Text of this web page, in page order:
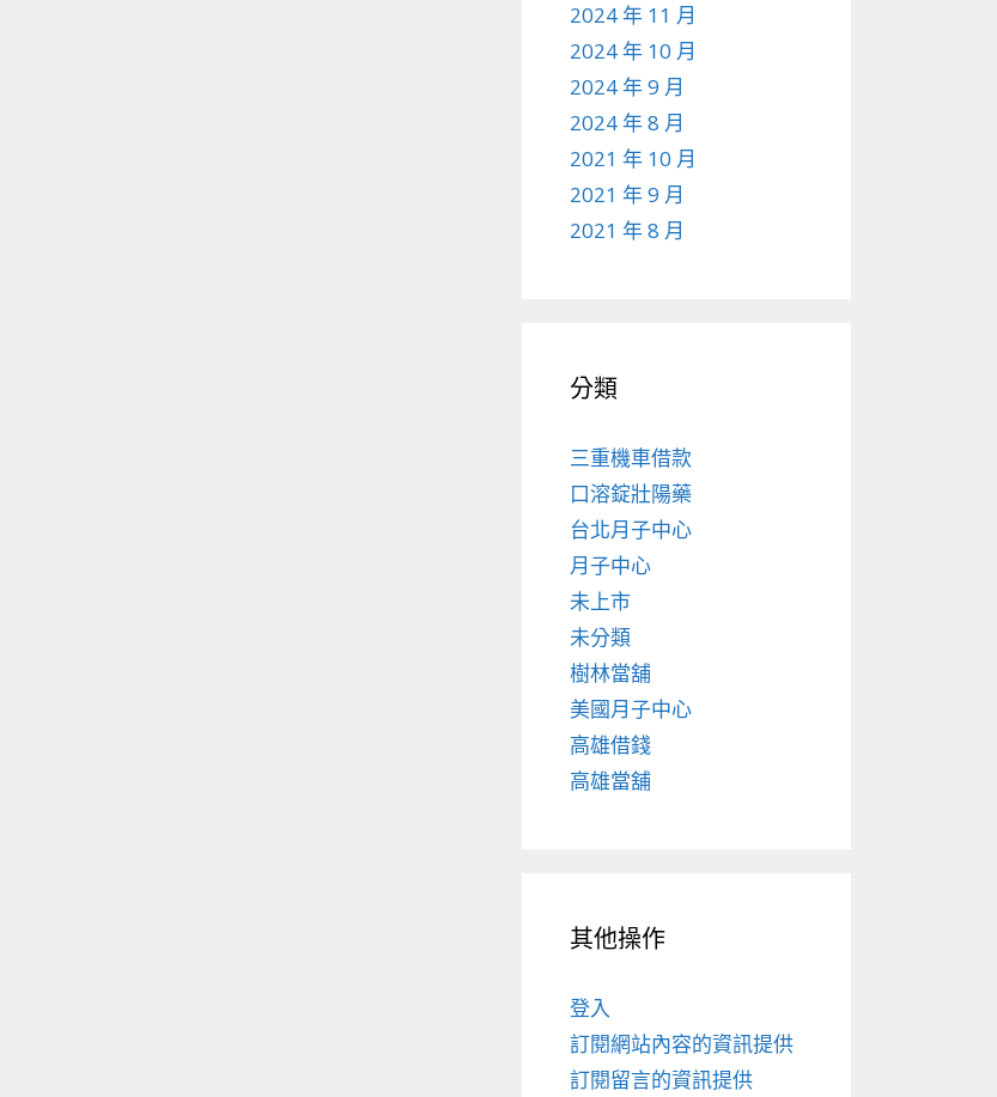
2024 年 11 月
2024 年 10 月
2024 年 9 月
2024 年 8 月
2021 年 10 月
2021 年 9 月
2021 年 8 月
分類
三重機車借款
口溶錠壯陽藥
台北月子中心
月子中心
未上市
未分類
樹林當舖
美國月子中心
高雄借錢
高雄當舖
其他操作
登入
訂閱網站內容的資訊提供
訂閱留言的資訊提供